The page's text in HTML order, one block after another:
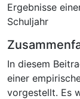
Ergebnisse
Schuljahr
In diesem
einer
vorgestellt. Es